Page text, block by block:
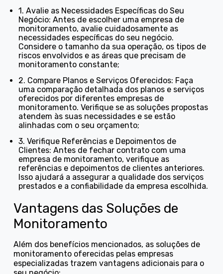
1. Avalie as Necessidades Específicas do Seu
Negócio: Antes de escolher uma empresa de
monitoramento, avalie cuidadosamente as
necessidades específicas do seu negócio.
Considere o tamanho da sua operação, os tipos de
riscos envolvidos e as áreas que precisam de
monitoramento constante;
2. Compare Planos e Serviços Oferecidos: Faça
uma comparação detalhada dos planos e serviços
oferecidos por diferentes empresas de
monitoramento. Verifique se as soluções propostas
atendem às suas necessidades e se estão
alinhadas com o seu orçamento;
3. Verifique Referências e Depoimentos de
Clientes: Antes de fechar contrato com uma
empresa de monitoramento, verifique as
referências e depoimentos de clientes anteriores.
Isso ajudará a assegurar a qualidade dos serviços
prestados e a confiabilidade da empresa escolhida.
Vantagens das Soluções de
Monitoramento
Além dos benefícios mencionados, as soluções de
monitoramento oferecidas pelas empresas
especializadas trazem vantagens adicionais para o